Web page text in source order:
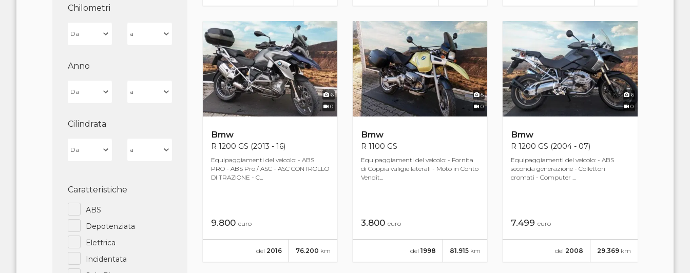
Chilometri
Anno
Cilindrata
Caratteristiche
ABS
Depotenziata
Elettrica
Incidentata
6
0
Bmw
R 1200 GS (2013 - 16)
Equipaggiamenti del veicolo: - ABS
PRO - ABS Pro / ASC - ASC CONTROLLO
DI TRAZIONE - C...
9.800 euro
76.200 km
del 2016
5
0
Bmw
R 1100 GS
Equipaggiamenti del veicolo: - Fornita
di Coppia valigie laterali - Moto in Conto
Vendit...
3.800 euro
81.915 km
del 1998
6
0
Bmw
R 1200 GS (2004 - 07)
Equipaggiamenti del veicolo: - ABS
seconda generazione - Collettori
cromati - Computer ...
7.499euro
29.369 km
del 2008